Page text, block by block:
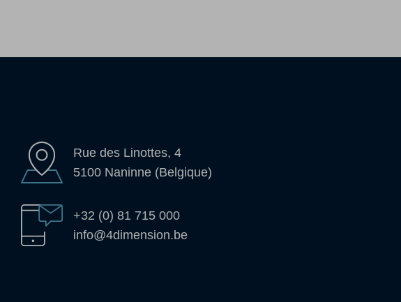
Rue des Linottes, 4
5100 Naninne (Belgique)
+32 (0) 81 715 000
info@4dimension.be